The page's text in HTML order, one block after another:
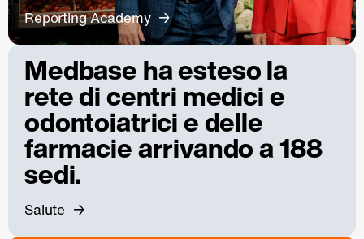
Reporting Academy
Medbase ha esteso la
rete di centri medici e
odontoiatrici e delle
farmacie arrivando a 188
sedi.
Salute